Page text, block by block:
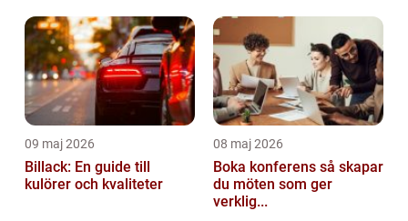
09 maj 2026
Billack: En guide till
kulörer och kvaliteter
08 maj 2026
Boka konferens så skapar
du möten som ger
verklig...